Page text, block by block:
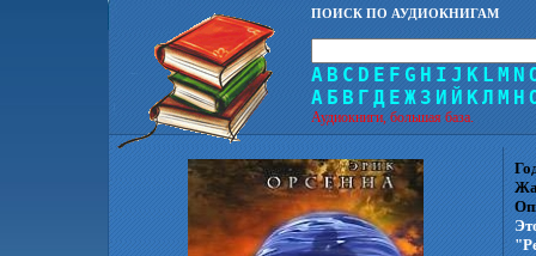
ПОИСК ПО АУДИОКНИГАМ
A B C D E F G H I J K L M N
А Б В Г Д Е Ж З И Й КЛ М Н
Аудиокниги, большая база.